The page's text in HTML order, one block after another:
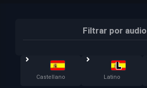
Filtrar por audio
Castellano Latino